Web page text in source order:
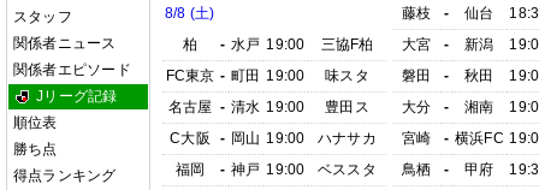
スタッフ
関係者ニュース
関係者エピソード
Jリーグ記録
順位表
勝ち点
得点ランキング
8/8 (土)
柏
- 水戸 19:00
三協F柏
FC東京 - 町田 19:00
味スタ
名古屋 - 清水 19:00
豊田ス
C大阪
- 岡山 19:00
ハナサカ
福岡
- 神戸 19:00
ベススタ
藤枝
- 仙台
大宮
- 新潟
磐田
- 秋田
大分
- 湘南
宮崎
- 横浜FC
鳥栖
- 甲府